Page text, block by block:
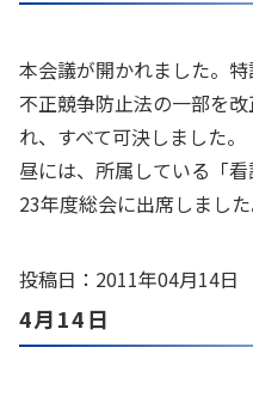
本会議が開かれました。特
不正競争防止法の一部を
れ、すべて可決しました。
昼には、所属している「
23年度総会に出席しました
投稿日：2011年04月14日
4月14日